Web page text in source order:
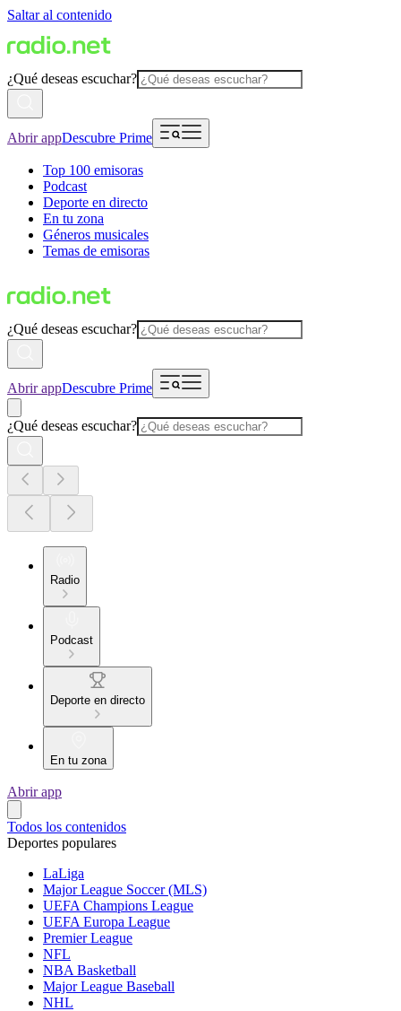
Saltar al contenido
¿Qué deseas escuchar?
Abrir appDescubre Prime
Top 100 emisoras
Podcast
Deporte en directo
En tu zona
Géneros musicales
Temas de emisoras
¿Qué deseas escuchar?
Abrir appDescubre Prime
¿Qué deseas escuchar?
Radio
Podcast
Deporte en directo
En tu zona
Abrir app
Todos los contenidos
Deportes populares
LaLiga
Major League Soccer (MLS)
UEFA Champions League
UEFA Europa League
Premier League
NFL
NBA Basketball
Major League Baseball
NHL